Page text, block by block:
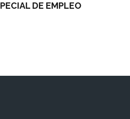
DE EMPLEO